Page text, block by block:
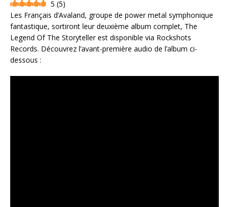
5 (5)
Les Français d’Avaland, groupe de power metal symphonique
fantastique, sortiront leur deuxième album complet, The
Legend Of The Storyteller est disponible via Rockshots
Records. Découvrez l’avant-première audio de l’album ci-
dessous :